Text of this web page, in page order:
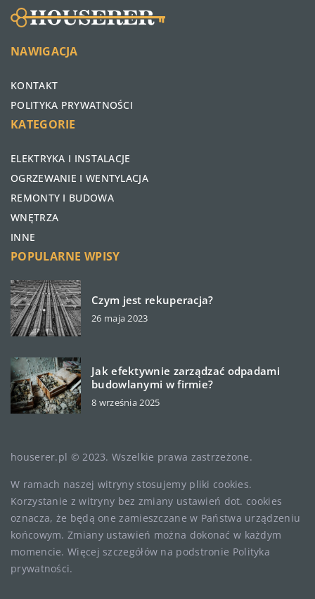
NAWIGACJA
KONTAKT
POLITYKA PRYWATNOŚCI
KATEGORIE
ELEKTRYKA I INSTALACJE
OGRZEWANIE I WENTYLACJA
REMONTY I BUDOWA
WNĘTRZA
INNE
POPULARNE WPISY
Czym jest rekuperacja?
26 maja 2023
Jak efektywnie zarządzać odpadami
budowlanymi w firmie?
8 września 2025
houserer.pl © 2023. Wszelkie prawa zastrzeżone.
W ramach naszej witryny stosujemy pliki cookies.
Korzystanie z witryny bez zmiany ustawień dot. cookies
oznacza, że będą one zamieszczane w Państwa urządzeniu
końcowym. Zmiany ustawień można dokonać w każdym
momencie. Więcej szczegółów na podstronie Polityka
prywatności.